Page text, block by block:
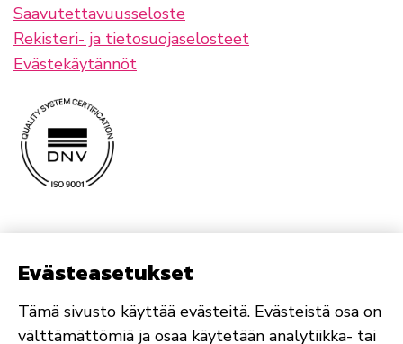
Saavutettavuusseloste
Rekisteri- ja tietosuojaselosteet
Evästekäytännöt
Evästeasetukset
Tämä sivusto käyttää evästeitä. Evästeistä osa on
välttämättömiä ja osaa käytetään analytiikka- tai